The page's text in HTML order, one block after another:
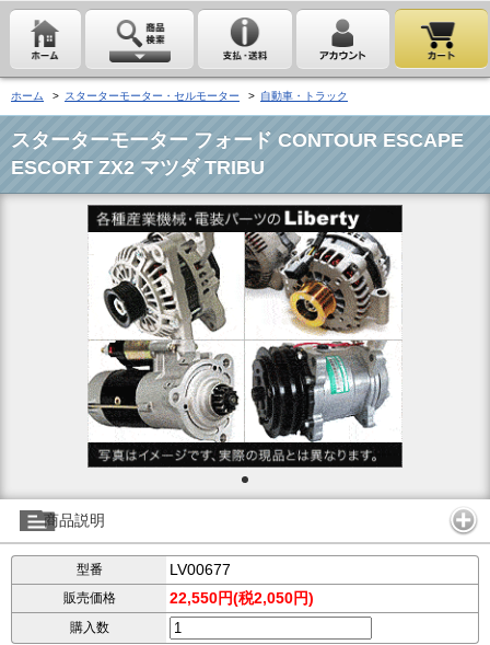
ホーム > スターターモーター・セルモーター > 自動車・トラック
スターターモーター フォード CONTOUR ESCAPE
ESCORT ZX2 マツダ TRIBU
商品説明
型番 LV00677
販売価格 22,550円(税2,050円)
購入数